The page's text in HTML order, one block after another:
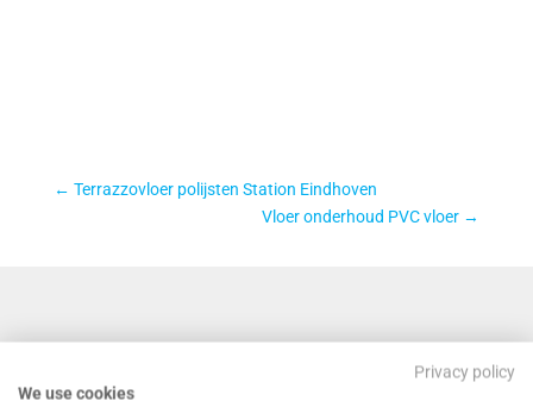
← Terrazzovloer polijsten Station Eindhoven
Vloer onderhoud PVC vloer →
NEEM CONTACT MET ONS OP VOOR EENPrivacy policy
We use cookies